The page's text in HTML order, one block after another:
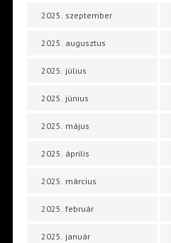
2025. szeptember
2025. augusztus
2025. július
2025. június
2025. május
2025. április
2025. március
2025. február
2025. január